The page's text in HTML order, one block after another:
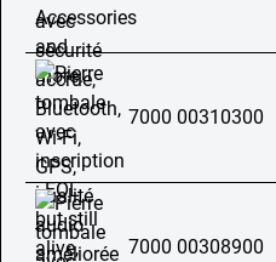
7000 00310300
7000 00308900